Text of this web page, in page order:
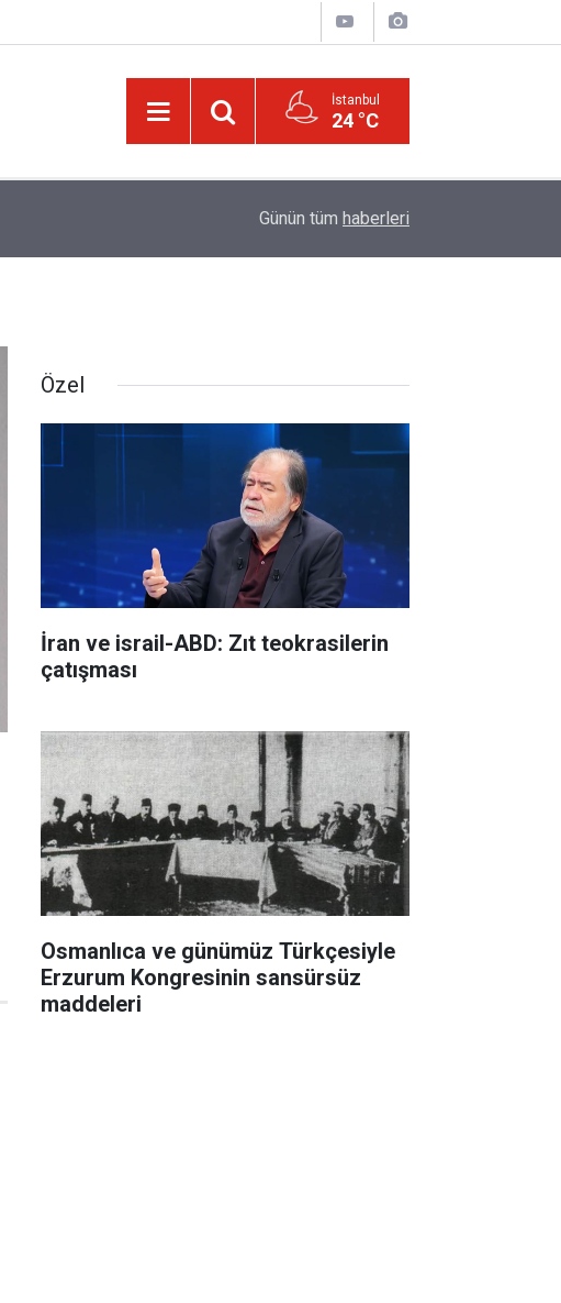
İstanbul
24 °C
Kur’an'daki bazı şahıs isimlerinin mucizevi
Günün tüm haberleri
Özel
İran ve israil-ABD: Zıt teokrasilerin
çatışması
Osmanlıca ve günümüz Türkçesiyle
Erzurum Kongresinin sansürsüz
maddeleri